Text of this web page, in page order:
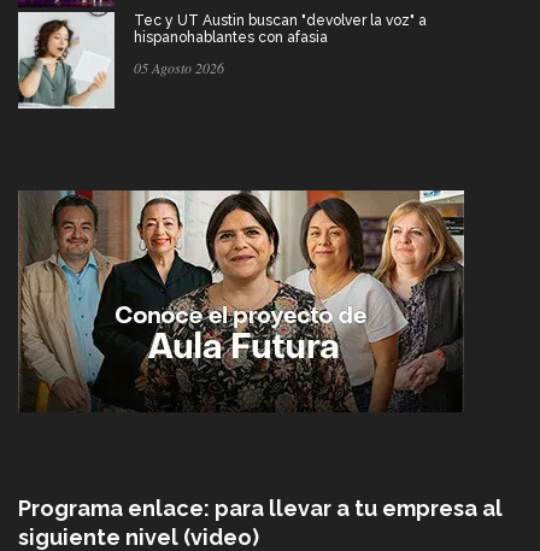
Tec y UT Austin buscan "devolver la voz" a
hispanohablantes con afasia
05 Agosto 2026
Programa enlace: para llevar a tu empresa al
siguiente nivel (video)